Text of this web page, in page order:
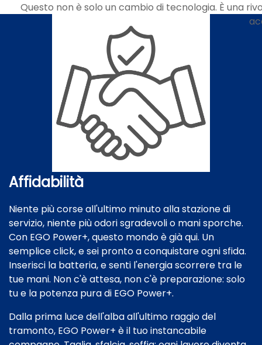
Questo non è solo un cambio di tecnologia. È una
Affidabilità
Niente più corse all'ultimo minuto alla stazione di
servizio, niente più odori sgradevoli o mani sporche.
Con EGO Power+, questo mondo è già qui. Un
semplice click, e sei pronto a conquistare ogni sfida.
Inserisci la batteria, e senti l'energia scorrere tra le
tue mani. Non c'è attesa, non c'è preparazione: solo
tu e la potenza pura di EGO Power+.
Dalla prima luce dell'alba all'ultimo raggio del
tramonto, EGO Power+ è il tuo instancabile